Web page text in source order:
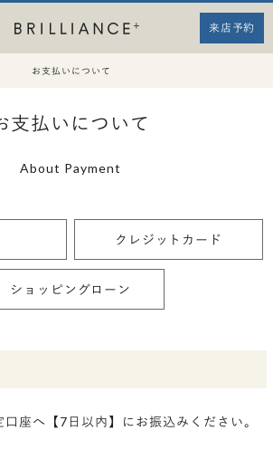
来店予約
お支払いについて
支払いについて
About Payment
クレジットカード
ショッピングローン
座へ【7日以内】にお振込みください。